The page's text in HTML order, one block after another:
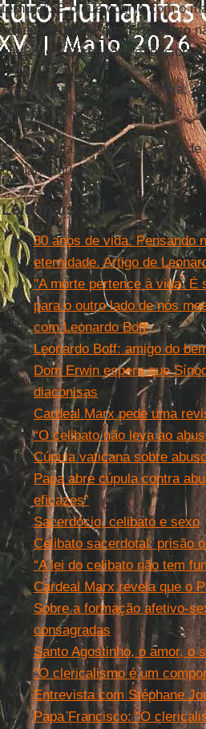
ternura”. É o que ocorre com o
esse desvio, oPapa Francisco
afetuoso”. Ocelibato é funcional
Ao perdurar este tipo de Igreja,
para ela mas não para os fiéis.
E como fica o sonho de Jesus
mudaria tudo na Igreja.
Leia mais
80 anos de vida. Pensando
eternidade. Artigo de
"A morte pertence à vida. É
para o outro lado de nós
com Leonardo Boff
Leonardo Boff: amigo do
Dom Erwin espera que
diaconisas
Cardeal Marx pede uma
“O celibato não leva ao
Cúpula vaticana sobre
Papa abre cúpula contra
eficazes”
Sacerdócio, celibato e sexo
Celibato sacerdotal: prisão
“A lei do celibato não tem
Cardeal Marx revela que o
Sobre a formação afetivo-
consagradas
Santo Agostinho, o amor, o
''O clericalismo é um
Entrevista com Stéphane
Papa Francisco: ''O